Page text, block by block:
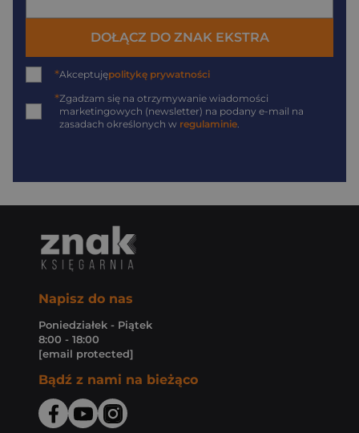
DOŁĄCZ DO ZNAK EKSTRA
*Akceptujępolitykę prywatności
*Zgadzam się na otrzymywanie wiadomości
marketingowych (newsletter) na podany e-mail na
zasadach określonych w regulaminie.
Napisz do nas
Poniedziałek - Piątek
8:00 - 18:00
[email protected]
Bądź z nami na bieżąco